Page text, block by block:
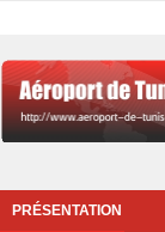
PRÉSENTATION